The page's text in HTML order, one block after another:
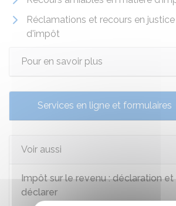
Réclamations et recours en
d'impôt
Pour en savoir plus
Services en ligne et formulaires
Voir aussi
Impôt sur le revenu : déclaration et
déclarer